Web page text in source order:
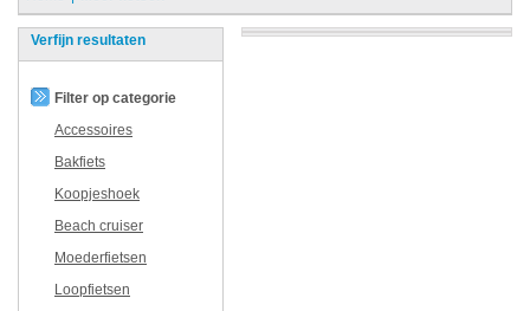
Verfijn resultaten
Filter op categorie
Accessoires
Bakfiets
Koopjeshoek
Beach cruiser
Moederfietsen
Loopfietsen